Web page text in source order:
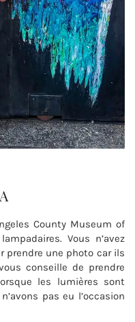
County Museum of
Vous n’avez
prendre une photo car ils
conseille de prendre
les lumières sont
pas eu l’occasion